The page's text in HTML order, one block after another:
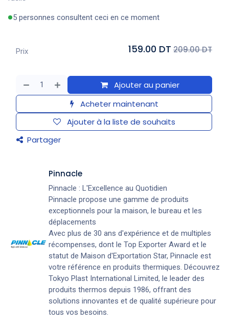
5 personnes consultent ceci en ce moment
Ajouter au panier
Acheter maintenant
Ajouter à la liste de souhaits
Partager
Prix 159.00 DT 209.00 DT
Pinnacle
Pinnacle : L'Excellence au Quotidien
Pinnacle propose une gamme de produits
exceptionnels pour la maison, le bureau et les
déplacements
Avec plus de 30 ans d'expérience et de multiples
récompenses, dont le Top Exporter Award et le
statut de Maison d'Exportation Star, Pinnacle est
votre référence en produits thermiques. Découvrez
Tokyo Plast International Limited, le leader des
produits thermos depuis 1986, offrant des
solutions innovantes et de qualité supérieure pour
tous vos besoins.